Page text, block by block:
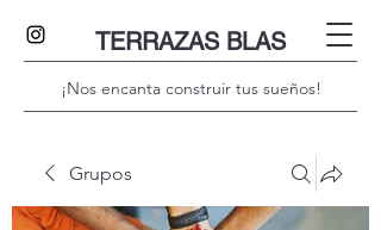
TERRAZAS BLAS
¡Nos encanta construir tus sueños!
Grupos